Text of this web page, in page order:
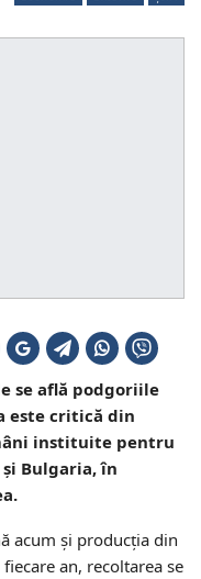
se află podgoriile
este critică din
instituite pentru
Bulgaria, în
acum și producția din
an, recoltarea se